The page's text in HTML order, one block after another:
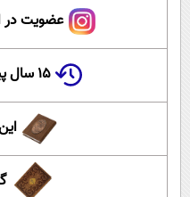
عضویت در
۱۵ سال پیش در چنین روزی